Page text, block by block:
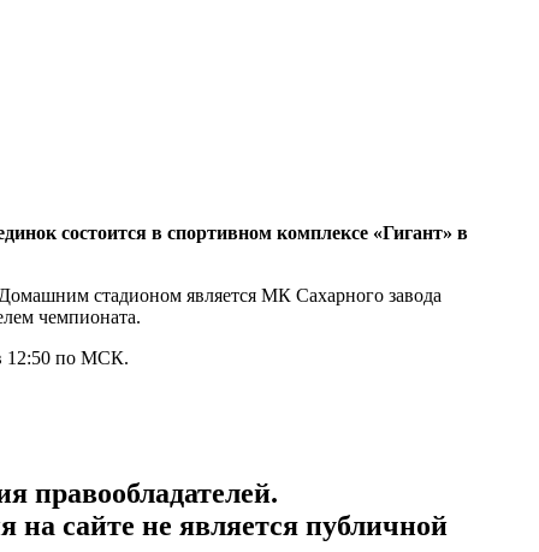
состоится в спортивном комплексе «Гигант» в
стадионом является МК Сахарного завода
чемпионата.
12:50 по МСК.
правообладателей.
сайте не является публичной